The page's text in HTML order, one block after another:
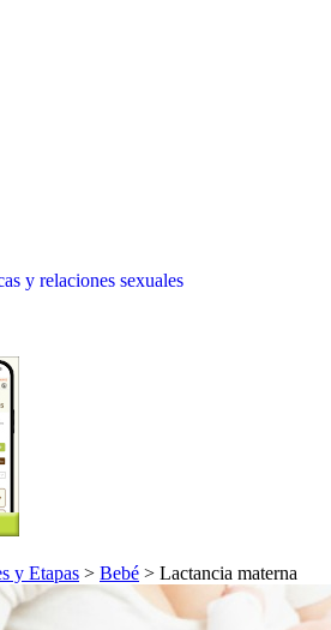
y relaciones sexuales
y Etapas > Bebé > Lactancia materna